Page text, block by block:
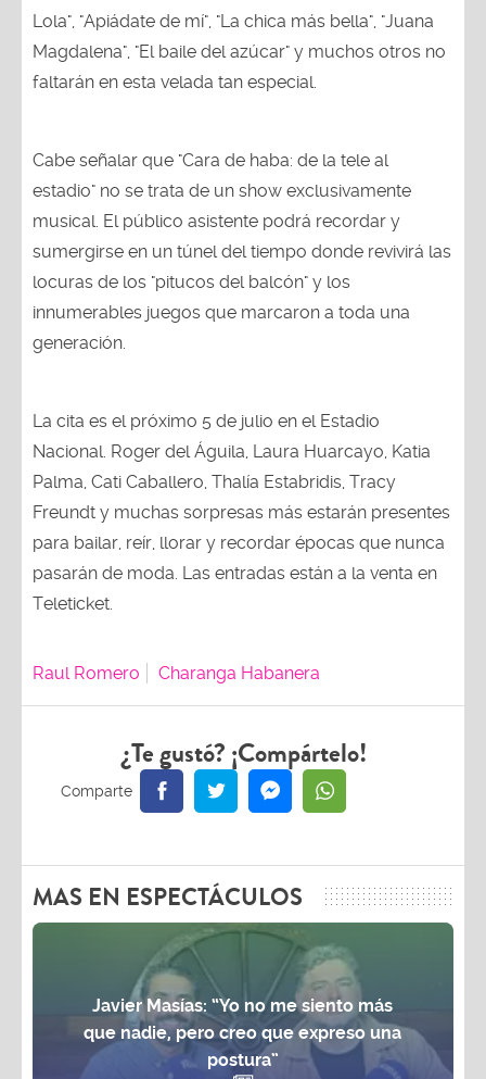
Lola", "Apiádate de mí", "La chica más bella", "Juana
Magdalena", "El baile del azúcar" y muchos otros no
faltarán en esta velada tan especial.
Cabe señalar que "Cara de haba: de la tele al
estadio" no se trata de un show exclusivamente
musical. El público asistente podrá recordar y
sumergirse en un túnel del tiempo donde revivirá las
locuras de los "pitucos del balcón" y los
innumerables juegos que marcaron a toda una
generación.
La cita es el próximo 5 de julio en el Estadio
Nacional. Roger del Águila, Laura Huarcayo, Katia
Palma, Cati Caballero, Thalía Estabridis, Tracy
Freundt y muchas sorpresas más estarán presentes
para bailar, reír, llorar y recordar épocas que nunca
pasarán de moda. Las entradas están a la venta en
Teleticket.
Raul Romero Charanga Habanera
¿Te gustó? ¡Compártelo!
MAS EN ESPECTÁCULOS
Javier Masías: “Yo no me siento más
que nadie, pero creo que expreso una
postura”